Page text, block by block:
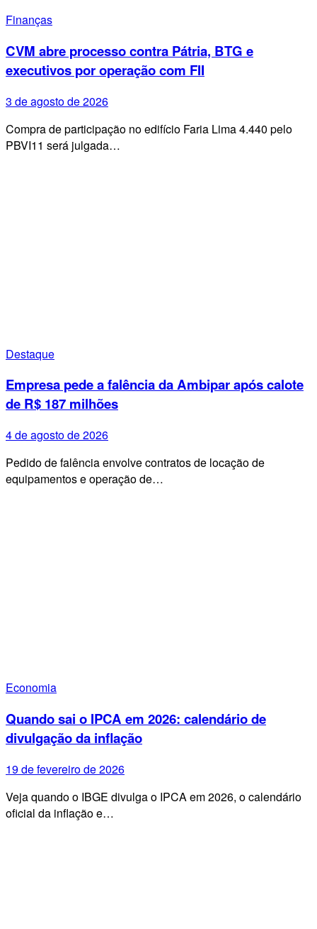
Finanças
CVM abre processo contra Pátria, BTG e
executivos por operação com FII
3 de agosto de 2026
Compra de participação no edifício Faria Lima 4.440 pelo
PBVI11 será julgada…
Destaque
Empresa pede a falência da Ambipar após calote
de R$ 187 milhões
4 de agosto de 2026
Pedido de falência envolve contratos de locação de
equipamentos e operação de…
Economia
Quando sai o IPCA em 2026: calendário de
divulgação da inflação
19 de fevereiro de 2026
Veja quando o IBGE divulga o IPCA em 2026, o calendário
oficial da inflação e…